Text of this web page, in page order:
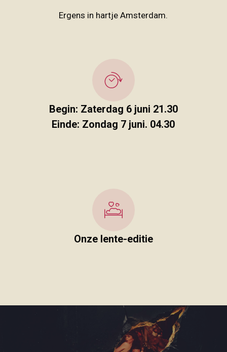
Ergens in hartje Amsterdam.
Begin: Zaterdag 6 juni 21.30
Einde: Zondag 7 juni. 04.30
Onze lente-editie